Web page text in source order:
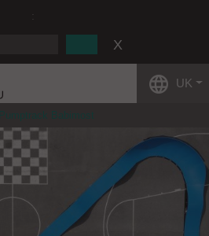
UK
Pumptrack Babimost